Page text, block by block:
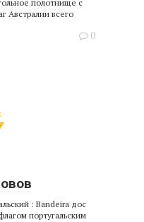
полотнище с
Австралии всего
0
: Bandeira дос
португальским